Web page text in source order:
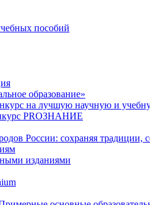
пособий
образование»
на лучшую научную и
PROЗНАНИЕ
России: сохраняя традиции,
изданиями